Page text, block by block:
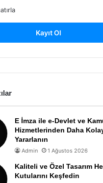
Kayıt Ol
E İmza ile e-Devlet ve
Hizmetlerinden Daha
Yararlanın
Admin 1 Ağustos 2026
Kaliteli ve Özel Tasarım
Kutularını Keşfedin